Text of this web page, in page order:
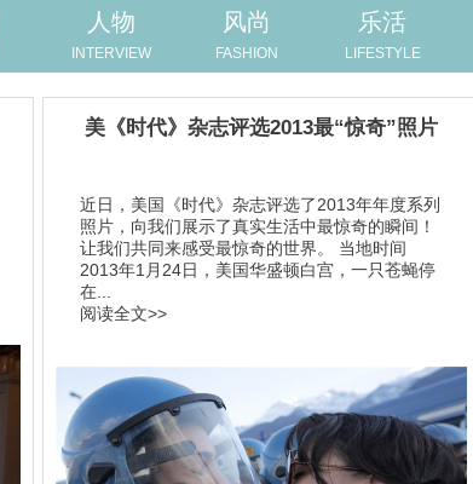
人物
INTERVIEW
风尚
FASHION
乐活
LIFESTYLE
美《时代》杂志评选2013最“惊奇”照片
近日，美国《时代》杂志评选了2013年年度系列
照片，向我们展示了真实生活中最惊奇的瞬间！
让我们共同来感受最惊奇的世界。 当地时间
2013年1月24日，美国华盛顿白宫，一只苍蝇停
在...
阅读全文>>